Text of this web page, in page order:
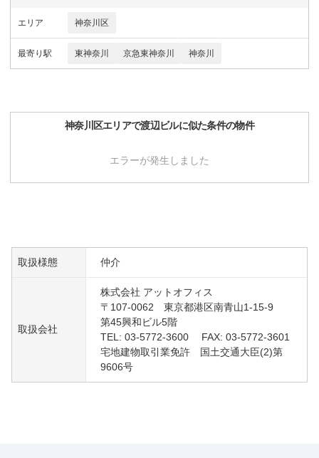
エリア 神奈川区
最寄り駅 東神奈川 京急東神奈川 神奈川
神奈川区エリアで渡辺ビルに似た条件の物件
エラーが発生しました
取扱様態 仲介
取扱会社
株式会社 アットオフィス
〒107-0062 東京都港区南青山1-15-9
第45興和ビル5階
TEL: 03-5772-3600 FAX: 03-5772-3601
宅地建物取引業免許 国土交通大臣(2)第
9606号